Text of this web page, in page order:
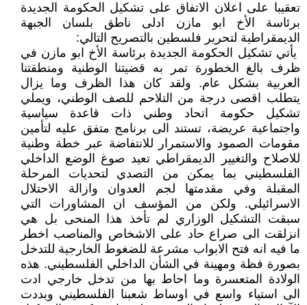
تعقيبا على اعلان الاتفاق على تشكيل الحكومة الجديدة
برئاسة الأخ ابو مازن ادلى ناطق بلسان الجبهة
الديمقراطية لتحرير فلسطين بالتصريح التالي:
يأتي تشكيل الحكومة الجديدة برئاسة الأخ ابو مازن في
ظرف بالغ الخطورة تمر به قضيتنا الوطنية ومنطقتنا
العربية بشكل عام. ولقد كان هذا الظرف وما يزال
يتطلب اقصى درجة من التلاحم للصف الوطني، ويملي
تشكيل حكومة اتحاد وطني ذات قاعدة سياسية
واجتماعية عريضة، تستند الى برنامج متفق عليه لتأمين
مقومات الصمود والاستمرار للانتفاضة عبر خطة وطنية
للاصلاح والتغيير الديمقراطي تعيد صوغ الوضع الداخلي
الفلسطيني بما يمكن من التصدي لتحديات المرحلة
المقبلة وفي مقدمتها لجم العدوان وازالة الاحتلال
الاسرائيلي. ولكن من المؤسف ان المشاورات التي
سبقت التشكيل الوزاري لم تأخذ هذا المنحى بل هي
انزلقت الى صراع حاد على الاشخاص والمناصب اخطر
ما فيه انه فتح الابواب مشرعة للضغوط الخارجية للتدخل
بصورة فظة ومهينة في الشأن الداخلي الفلسطيني. هذه
الولادة المتعسرة وما احاط بها من تدخل خارجي ادت
الى استياء واسع في اوساط شعبنا الفلسطيني وبددت